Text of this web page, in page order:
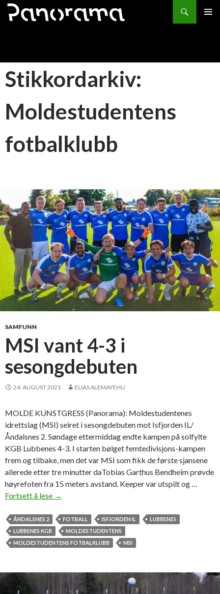
Søk
HOPP
Stikkordarkiv:
Moldestudentens
fotbalklubb
SAMFUNN
MSI vant 4-3 i
sesongdebuten
24. AUGUST 2021 ELIAS ALEMAYEHU
MOLDE KUNSTGRESS (Panorama): Moldestudentenes
idrettslag (MSI) seiret i sesongdebuten mot Isfjorden IL/
Åndalsnes 2. Søndage ettermiddag endte kampen på solfylte
KGB Lubbenes 4-3. I starten bølget femtedivisjons-kampen
frem og tilbake, men det var MSI som fikk de første sjansene
allerede etter tre minutter daTobias Garthus Bendheim prøvde
høyrefoten fra 15 meters avstand. Keeper var utspilt og …
Fortsett å lese M
I
a
→
ÅNDALSNES 2 FOTBALL ISFJORDEN IL
LUBBENES
LUBBENES KGB
MOLDESTUDENTENS
MOLDESTUDENTENS FOTBALKLUBB
MSI